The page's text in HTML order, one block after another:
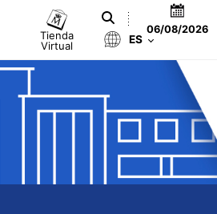
Tienda
Virtual
06/08/2026
ES